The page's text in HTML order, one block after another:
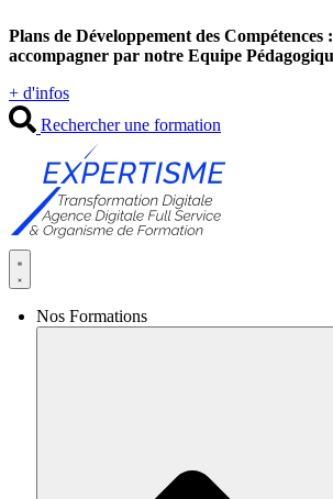
au
contenu
Plans de Développement des Compétences
accompagner par notre Equipe
+ d'infos
Rechercher une formation
Nos Formations